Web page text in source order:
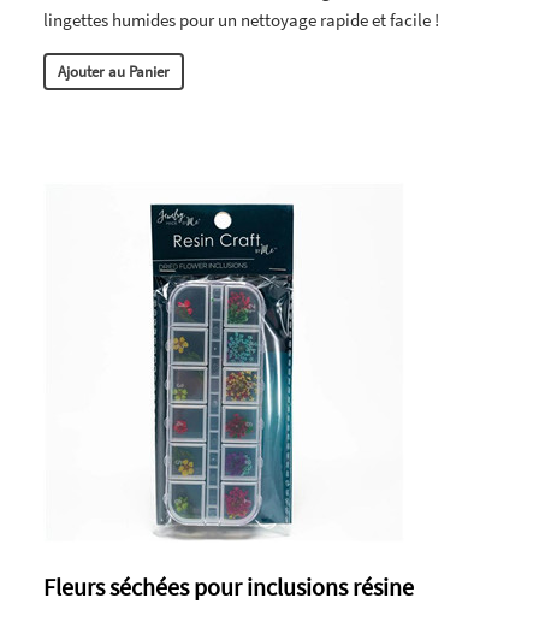
lingettes humides pour un nettoyage rapide et facile !
Ajouter au Panier
Fleurs séchées pour inclusions résine